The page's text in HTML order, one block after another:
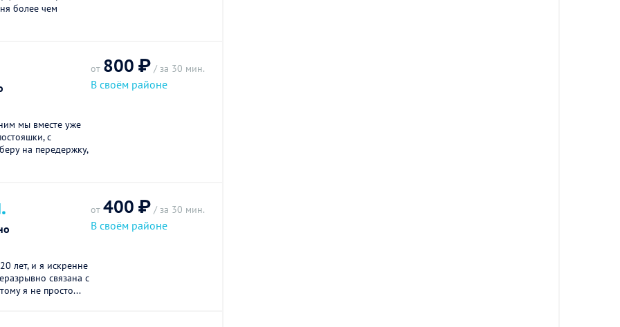
более чем
мы вместе уже
с
на передержку,
от 800 ₽ / за 30 мин.
В своём районе
лет, и я искренне
связана с
я не просто...
от 400 ₽ / за 30 мин.
В своём районе